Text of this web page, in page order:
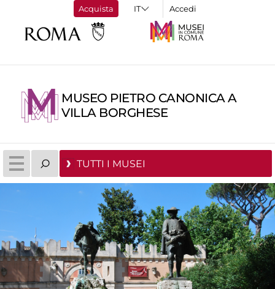
Acquista Accedi
MUSEO PIETRO CANONICA A
VILLA BORGHESE
TUTTI I MUSEI